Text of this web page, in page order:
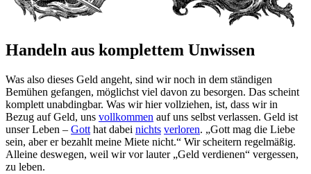
Handeln aus komplettem Unwissen
Was also dieses Geld angeht, sind wir noch in dem ständigen
Bemühen gefangen, möglichst viel davon zu besorgen. Das scheint
komplett unabdingbar. Was wir hier vollziehen, ist, dass wir in
Bezug auf Geld, uns vollkommen auf uns selbst verlassen. Geld ist
unser Leben – Gott hat dabei nichts verloren. „Gott mag die Liebe
sein, aber er bezahlt meine Miete nicht.“ Wir scheitern regelmäßig.
Alleine deswegen, weil wir vor lauter „Geld verdienen“ vergessen,
zu leben.